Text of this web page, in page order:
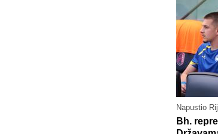
Napustio
Bh.